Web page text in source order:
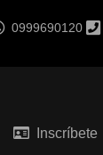
0999690120
Inscríbete